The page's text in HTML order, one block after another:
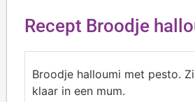
Recept Broodje
Broodje halloumi met pesto.
klaar in een mum.